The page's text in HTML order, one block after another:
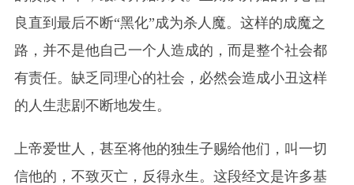
良直到最后不断“黑化”成为杀人魔。这样的成魔之
路，并不是他自己一个人造成的，而是整个社会都
有责任。缺乏同理心的社会，必然会造成小丑这样
的人生悲剧不断地发生。
上帝爱世人，甚至将他的独生子赐给他们，叫一切
信他的，不致灭亡，反得永生。这段经文是许多基